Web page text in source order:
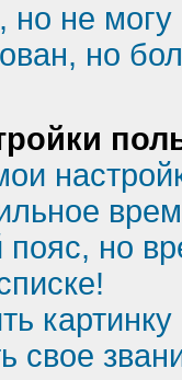
но не могу
но
но
свое